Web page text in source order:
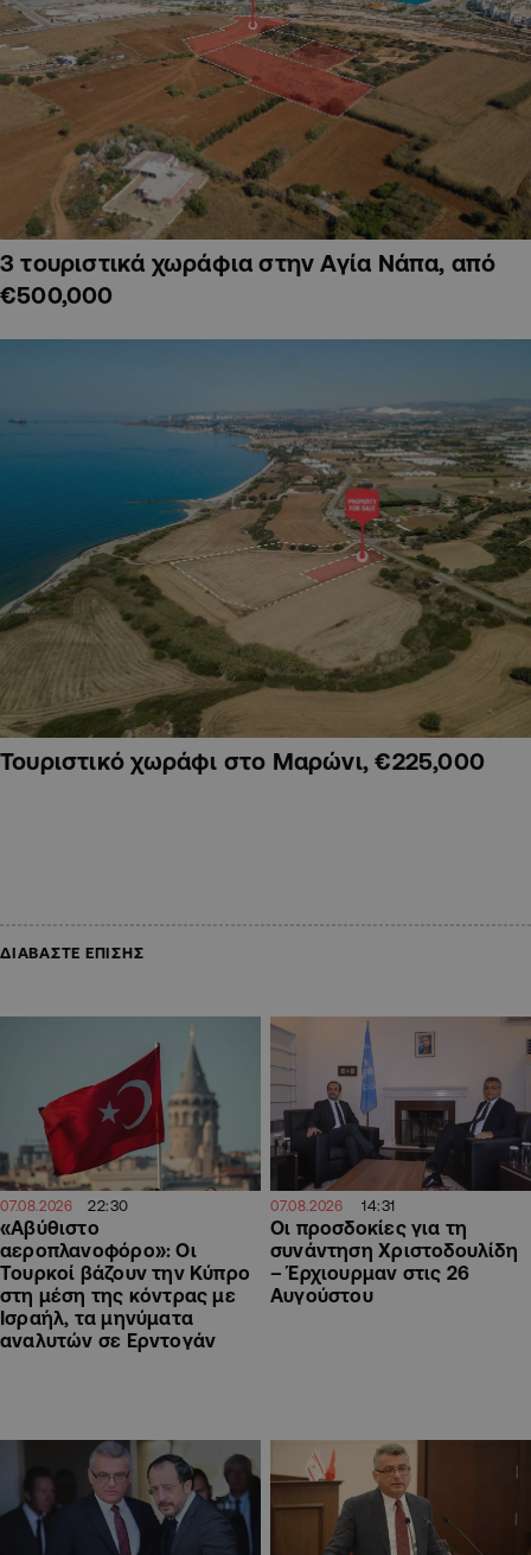
3 τουριστικά χωράφια στην Αγία Νάπα, από
€500,000
Τουριστικό χωράφι στο Μαρώνι, €225,000
ΔΙΑΒΑΣΤΕ ΕΠΙΣΗΣ
07.08.2026 22:30
«Αβύθιστο
αεροπλανοφόρο»: Οι
Τουρκοί βάζουν την Κύπρο
στη μέση της κόντρας με
Ισραήλ, τα μηνύματα
αναλυτών σε Ερντογάν
07.08.2026 14:31
Οι προσδοκίες για τη
συνάντηση Χριστοδουλίδη
– Έρχιουρμαν στις 26
Αυγούστου